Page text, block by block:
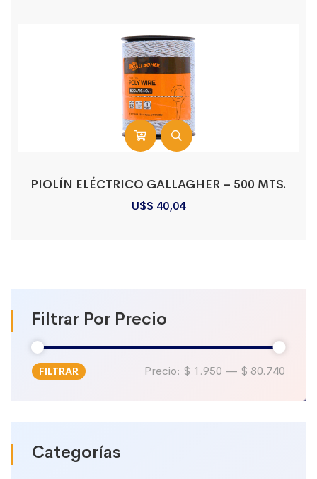
Filtrar Por Precio
Precio
Precio
FILTRAR Precio: $ 1.950 — $ 80.740
Categorías
PIOLÍN ELÉCTRICO GALLAGHER – 500 MTS.
U$S 40,04